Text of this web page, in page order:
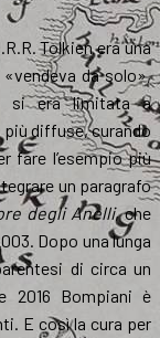
Tolkien era una
da solo»,
si era limitata a
più diffuse, curando
fare l’esempio più
un paragrafo
degli Anelli, che
Dopo una lunga
di circa un
2016 Bompiani è
E così la cura per